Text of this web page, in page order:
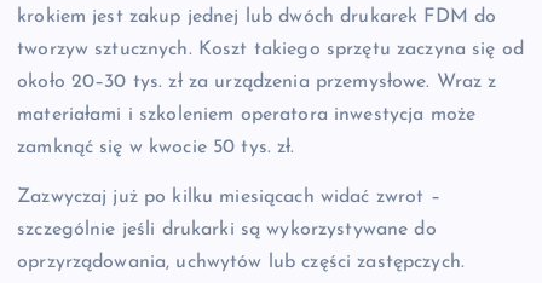
krokiem jest zakup jednej lub dwóch drukarek FDM do
tworzyw sztucznych. Koszt takiego sprzętu zaczyna się od
około 20–30 tys. zł za urządzenia przemysłowe. Wraz z
materiałami i szkoleniem operatora inwestycja może
zamknąć się w kwocie 50 tys. zł.
Zazwyczaj już po kilku miesiącach widać zwrot –
szczególnie jeśli drukarki są wykorzystywane do
oprzyrządowania, uchwytów lub części zastępczych.